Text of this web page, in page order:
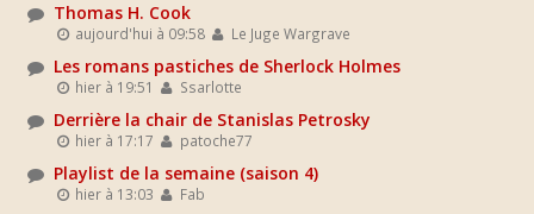
Thomas H. Cook
aujourd'hui à 09:58 Le Juge Wargrave
Les romans pastiches de Sherlock Holmes
hier à 19:51 Ssarlotte
Derrière la chair de Stanislas Petrosky
hier à 17:17 patoche77
Playlist de la semaine (saison 4)
hier à 13:03 Fab